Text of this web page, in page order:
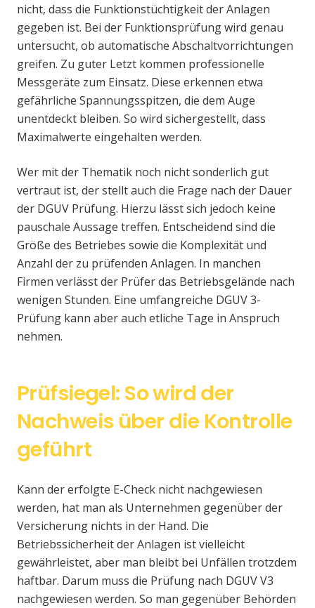
nicht, dass die Funktionstüchtigkeit der Anlagen
gegeben ist. Bei der Funktionsprüfung wird genau
untersucht, ob automatische Abschaltvorrichtungen
greifen. Zu guter Letzt kommen professionelle
Messgeräte zum Einsatz. Diese erkennen etwa
gefährliche Spannungsspitzen, die dem Auge
unentdeckt bleiben. So wird sichergestellt, dass
Maximalwerte eingehalten werden.
Wer mit der Thematik noch nicht sonderlich gut
vertraut ist, der stellt auch die Frage nach der Dauer
der DGUV Prüfung. Hierzu lässt sich jedoch keine
pauschale Aussage treffen. Entscheidend sind die
Größe des Betriebes sowie die Komplexität und
Anzahl der zu prüfenden Anlagen. In manchen
Firmen verlässt der Prüfer das Betriebsgelände nach
wenigen Stunden. Eine umfangreiche DGUV 3-
Prüfung kann aber auch etliche Tage in Anspruch
nehmen.
Prüfsiegel: So wird der
Nachweis über die Kontrolle
geführt
Kann der erfolgte E-Check nicht nachgewiesen
werden, hat man als Unternehmen gegenüber der
Versicherung nichts in der Hand. Die
Betriebssicherheit der Anlagen ist vielleicht
gewährleistet, aber man bleibt bei Unfällen trotzdem
haftbar. Darum muss die Prüfung nach DGUV V3
nachgewiesen werden. So man gegenüber Behörden